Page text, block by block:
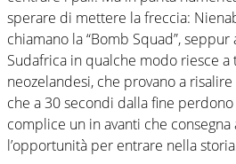
sperare di mettere la freccia:
chiamano la “Bomb Squad”,
Sudafrica in qualche modo riesce a
neozelandesi, che provano a
che a 30 secondi dalla fine perdono
complice un in avanti che
l’opportunità per entrare nella